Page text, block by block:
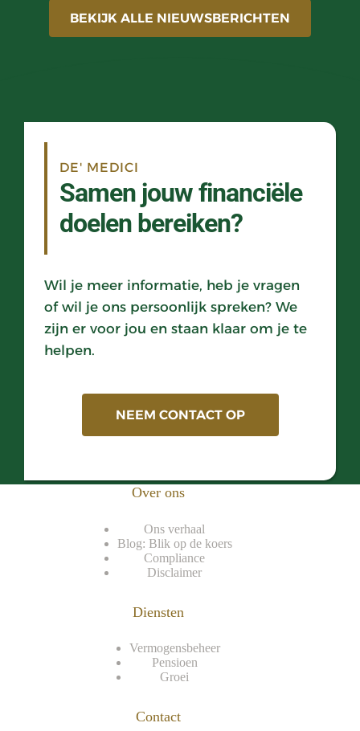
BEKIJK ALLE NIEUWSBERICHTEN
DE' MEDICI
Samen jouw financiële
doelen bereiken?
Wil je meer informatie, heb je vragen
of wil je ons persoonlijk spreken? We
zijn er voor jou en staan klaar om je te
helpen.
NEEM CONTACT OP
Over ons
Ons verhaal
Blog: Blik op de koers
Compliance
Disclaimer
Diensten
Vermogensbeheer
Pensioen
Groei
Contact